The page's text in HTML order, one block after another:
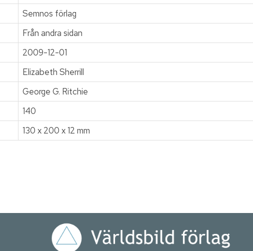
Semnos förlag
Från andra sidan
2009-12-01
Elizabeth Sherrill
George G. Ritchie
140
130 x 200 x 12 mm